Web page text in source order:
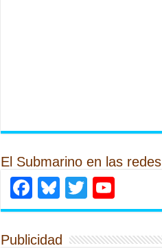
El Submarino en las redes
Facebook
Bluesky
Twitter
Publicidad